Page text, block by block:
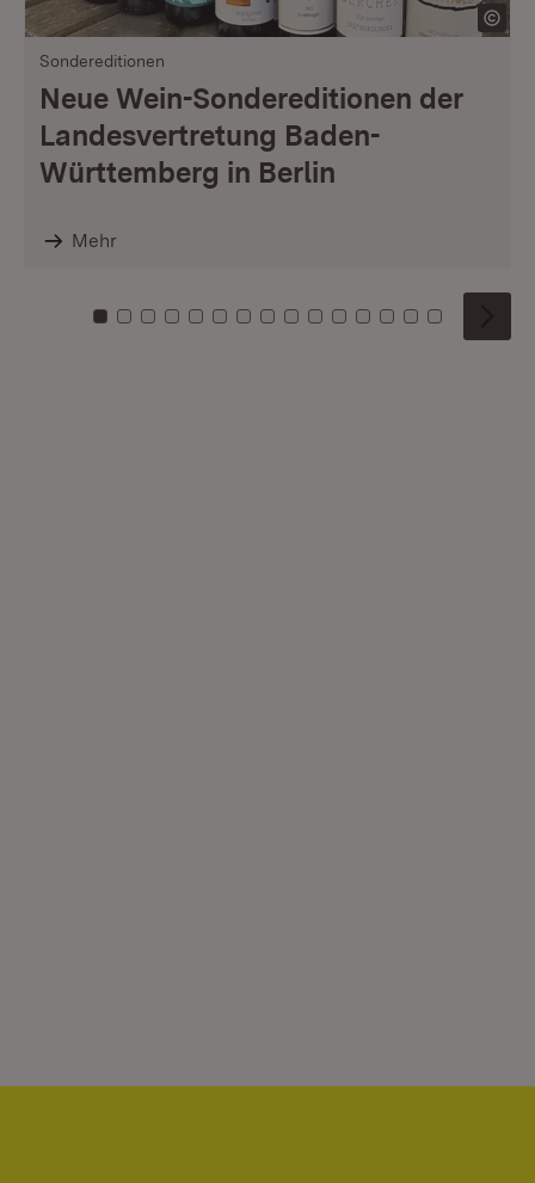
Sondereditionen
Neue Wein-Sondereditionen der
Landesvertretung Baden-
Württemberg in Berlin
Mehr
Zu Kachel: 0
Zu Kachel: 1
Zu Kachel: 2
Zu Kachel: 3
Zu Kachel: 4
Zu Kachel: 5
Zu Kachel: 6
Zu Kachel: 7
Zu Kachel: 8
Zu Kachel: 9
Zu Kachel: 10
Zu Kachel: 11
Zu Kachel: 12
Zu Kachel:
Zu